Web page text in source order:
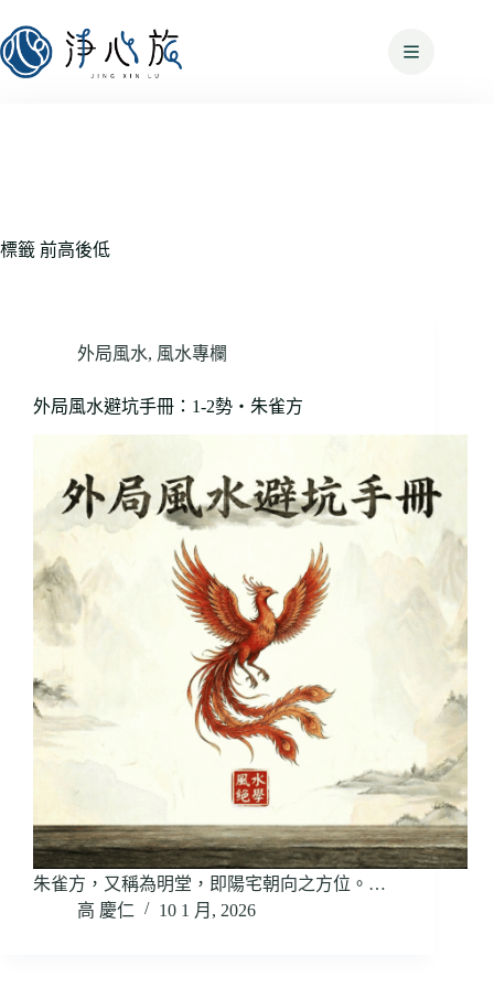
標籤 前高後低
外局風水, 風水專欄
外局風水避坑手冊：1-2勢・朱雀方
朱雀方，又稱為明堂，即陽宅朝向之方位。…
高 慶仁
10 1 月, 2026